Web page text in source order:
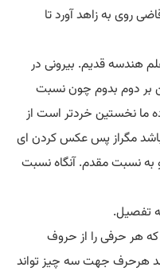
روی به زاهد آورد تا
هندسه قدیم. بیرونی در
بر دوم بدوم چون نسبت
ما نخستین خردتر است از
مگراز پس عکس کردن ای
نسبت مقدم. آنگاه نسبت
تفصیل.
هر حرفی را از حروف
هرحرف جهت سه چیز تواند